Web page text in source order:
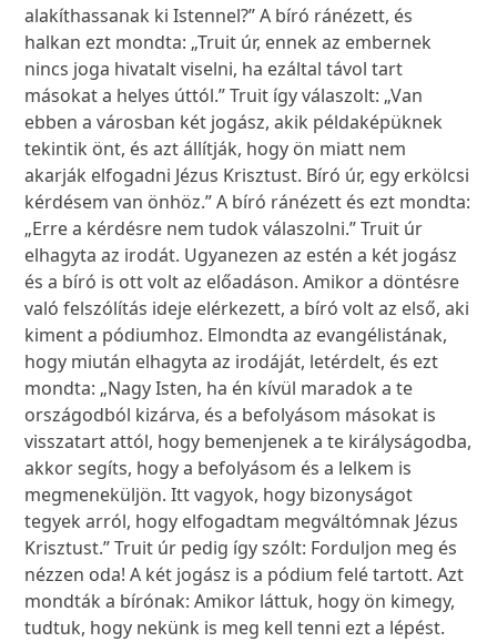
alakíthassanak ki Istennel?” A bíró ránézett, és
halkan ezt mondta: „Truit úr, ennek az embernek
nincs joga hivatalt viselni, ha ezáltal távol tart
másokat a helyes úttól.” Truit így válaszolt: „Van
ebben a városban két jogász, akik példaképüknek
tekintik önt, és azt állítják, hogy ön miatt nem
akarják elfogadni Jézus Krisztust. Bíró úr, egy erkölcsi
kérdésem van önhöz.” A bíró ránézett és ezt mondta:
„Erre a kérdésre nem tudok válaszolni.” Truit úr
elhagyta az irodát. Ugyanezen az estén a két jogász
és a bíró is ott volt az előadáson. Amikor a döntésre
való felszólítás ideje elérkezett, a bíró volt az első, aki
kiment a pódiumhoz. Elmondta az evangélistának,
hogy miután elhagyta az irodáját, letérdelt, és ezt
mondta: „Nagy Isten, ha én kívül maradok a te
országodból kizárva, és a befolyásom másokat is
visszatart attól, hogy bemenjenek a te királyságodba,
akkor segíts, hogy a befolyásom és a lelkem is
megmeneküljön. Itt vagyok, hogy bizonyságot
tegyek arról, hogy elfogadtam megváltómnak Jézus
Krisztust.” Truit úr pedig így szólt: Forduljon meg és
nézzen oda! A két jogász is a pódium felé tartott. Azt
mondták a bírónak: Amikor láttuk, hogy ön kimegy,
tudtuk, hogy nekünk is meg kell tenni ezt a lépést.